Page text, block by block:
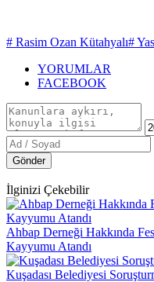
# Rasim Ozan Kütahyalı#
YORUMLAR
FACEBOOK
Gönder
İlginizi Çekebilir
Ahbap Derneği Hakkında
Kayyumu Atandı
Kuşadası Belediyesi